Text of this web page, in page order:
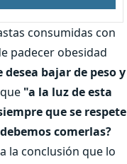
consumidas con
padecer obesidad
bajar de peso y
"a la luz de esta
que se respete
comerlas?
la conclusión que lo